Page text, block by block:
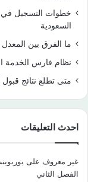
خطوات التسجيل في
السعودية
ما الفرق بين
نظام فارس الخدمة
متى تطلع نتائج قبول
احدث التعليقات
غير معروف على
الفصل الثاني